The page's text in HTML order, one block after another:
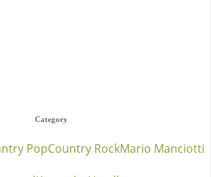
Category
PopCountry RockMario Manciotti